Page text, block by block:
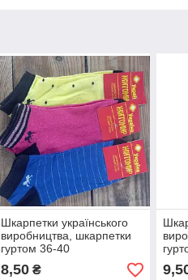
Шкарпетки українського
виробництва, шкарпетки
гуртом 36-40
8,50₴